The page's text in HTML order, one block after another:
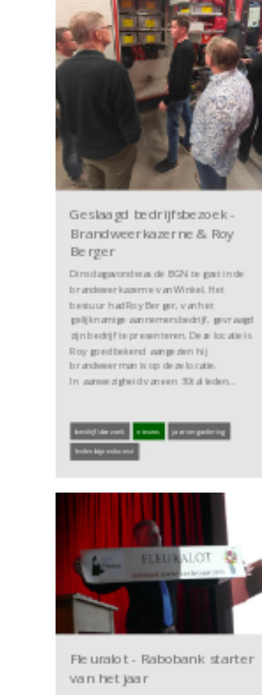
Geslaagd bedrijfsbezoek -
Brandweerkazerne & Roy
Berger
Dinsdagavond was de BGN te gast in de
brandweerkazerne van Winkel. Het
bestuur had Roy Berger, van het
gelijknamige aannemersbedrijf, gevraagd
zijn bedrijf te presenteren. Deze locatie is
Roy goed bekend aangezien hij
brandweerman is op deze locatie.
In aanwezigheid van een 30tal leden…
bedrijfsbezoek nieuws jaarvergadering
ledenbijeenkomst
Fleuralot - Rabobank starter
van het jaar